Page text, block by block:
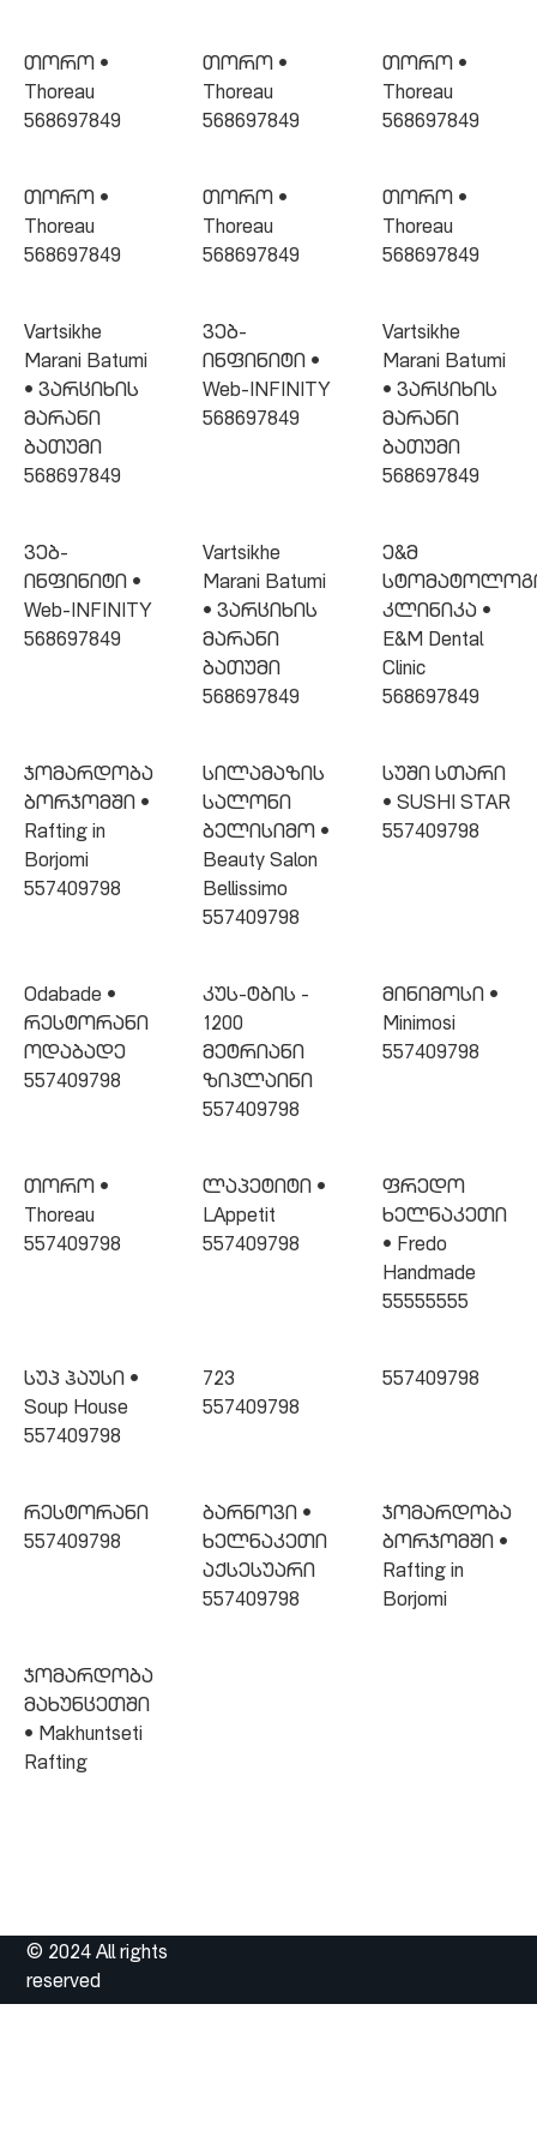
თორო •
Thoreau
568697849
თორო •
Thoreau
568697849
თორო •
Thoreau
568697849
თორო •
Thoreau
568697849
თორო •
Thoreau
568697849
თორო •
Thoreau
568697849
Vartsikhe
Marani Batumi
• ვარციხის
მარანი
ბათუმი
568697849
ვებ-
ინფინიტი •
Web-INFINITY
568697849
Vartsikhe
Marani Batumi
• ვარციხის
მარანი
ბათუმი
568697849
ვებ-
ინფინიტი •
Web-INFINITY
568697849
Vartsikhe
Marani Batumi
• ვარციხის
მარანი
ბათუმი
568697849
ე&მ
კლინიკა •
E&M Dental
Clinic
568697849
ჯომარდობა
ბორჯომში •
Rafting in
Borjomi
557409798
სილამაზის
სალონი
ბელისიმო •
Beauty Salon
Bellissimo
557409798
სუში სთარი
• SUSHI STAR
557409798
Odabade •
რესტორანი
ოდაბადე
557409798
კუს-ტბის -
1200
მეტრიანი
ზიპლაინი
557409798
მინიმოსი •
Minimosi
557409798
თორო •
Thoreau
557409798
ლაპეტიტი •
LAppetit
557409798
ფრედო
ხელნაკეთი
• Fredo
Handmade
55555555
სუპ ჰაუსი •
Soup House
557409798
723
557409798
557409798
რესტორანი
557409798
ბარნოვი •
ხელნაკეთი
აქსესუარი
557409798
ჯომარდობა
ბორჯომში •
Rafting in
Borjomi
ჯომარდობა
მახუნცეთში
• Makhuntseti
Rafting
© 2024 All rights
reserved